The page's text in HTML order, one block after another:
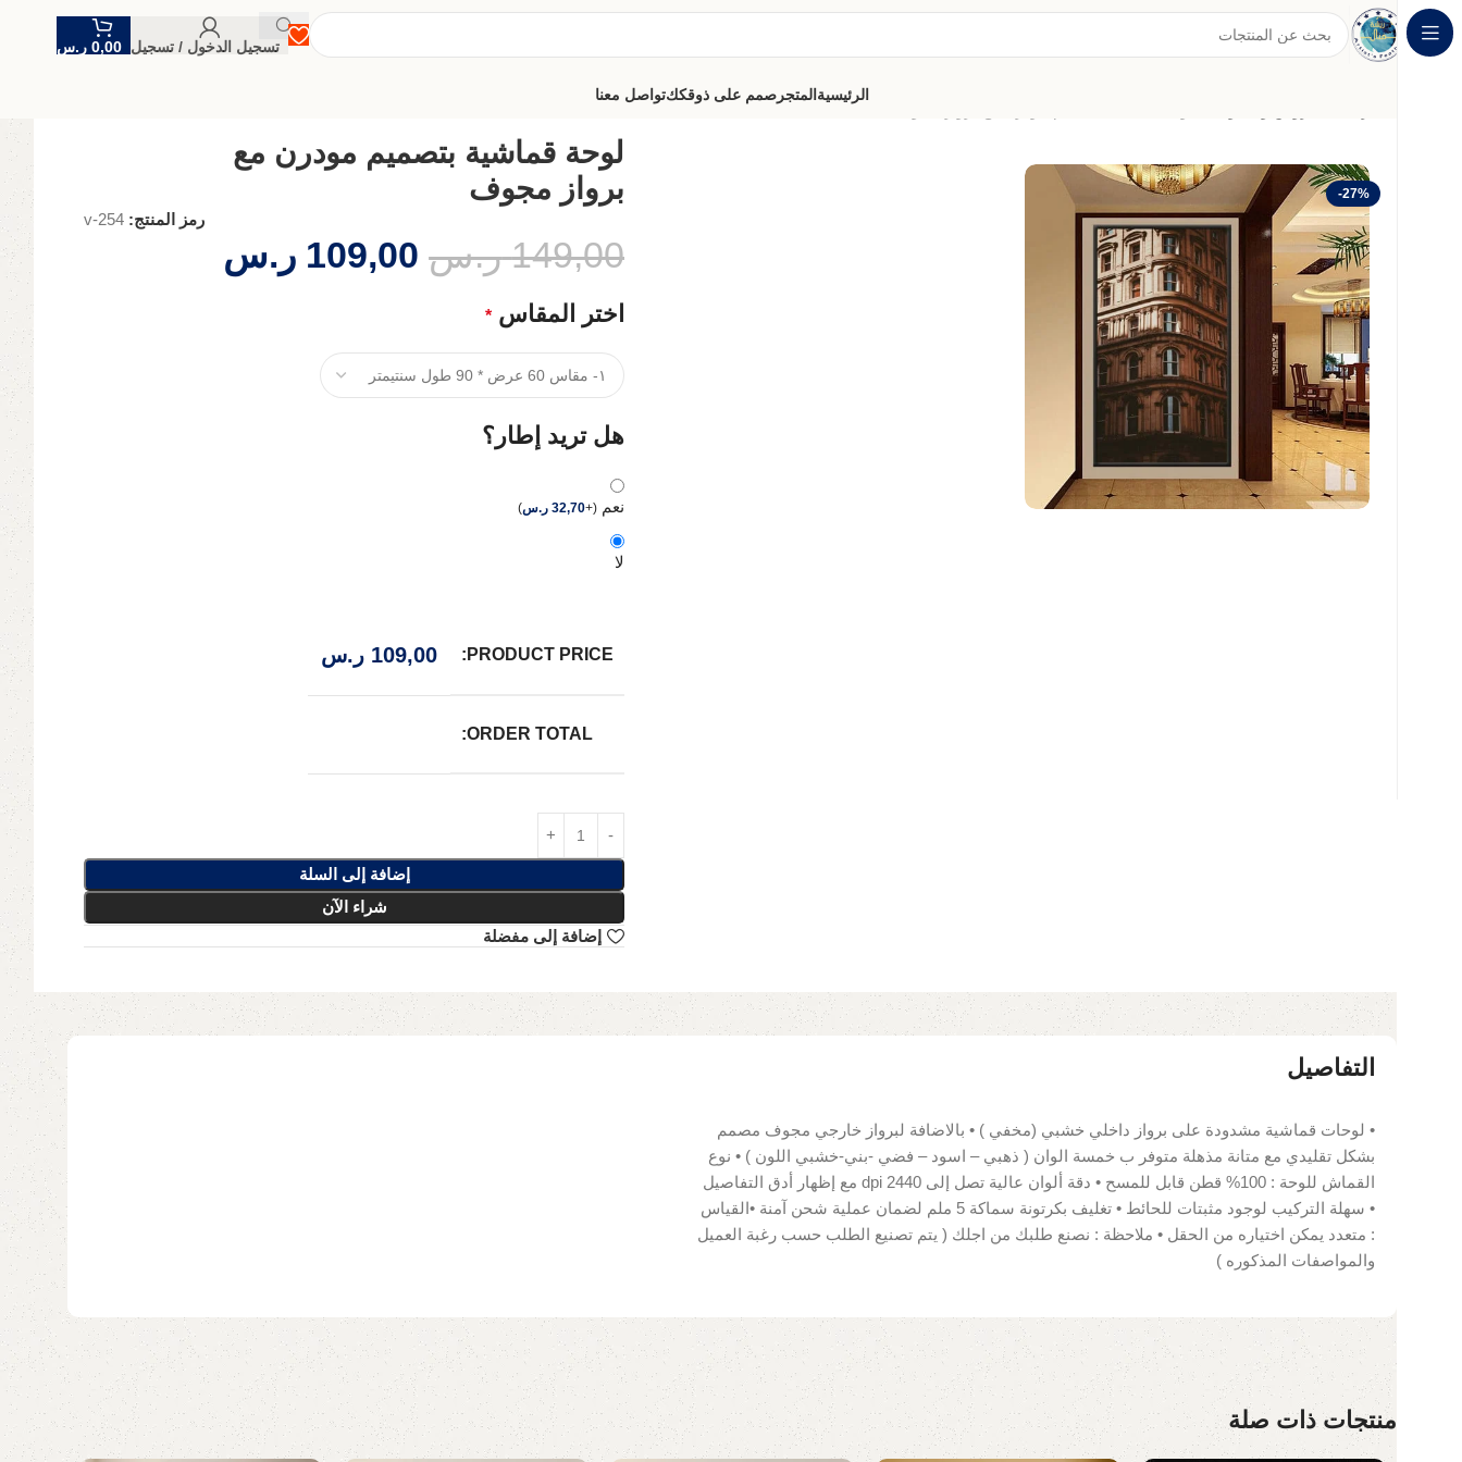
تسجيل الدخول / تسجيل 0,00 ر.س
الرئيسيةالمتجر صمم على ذوقككتواصل معنا
-27%
لوحة قماشية بتصميم مودرن مع
برواز مجوف
رمز المنتج: v-254
149,00 ر.س 109,00 ر.س
اختر المقاس *
هل تريد إطار؟
نعم (
+
32,70 ر.س)
لا
PRODUCT PRICE:
109,00 ر.س
ORDER TOTAL:
إضافة إلى السلة
شراء الآن
إضافة إلى مفضلة
التفاصيل
• لوحات قماشية مشدودة على برواز داخلي خشبي (مخفي ) • بالاضافة لبرواز خارجي مجوف مصمم
بشكل تقليدي مع متانة مذهلة متوفر ب خمسة الوان ( ذهبي – اسود – فضي -بني-خشبي اللون ) • نوع
القماش للوحة : 100% قطن قابل للمسح • دقة ألوان عالية تصل إلى 2440 dpi مع إظهار أدق التفاصيل
• سهلة التركيب لوجود مثبتات للحائط • تغليف بكرتونة سماكة 5 ملم لضمان عملية شحن آمنة •القياس
: متعدد يمكن اختياره من الحقل • ملاحظة : نصنع طلبك من اجلك ( يتم تصنيع الطلب حسب رغبة العميل
والمواصفات المذكوره )
منتجات ذات صلة